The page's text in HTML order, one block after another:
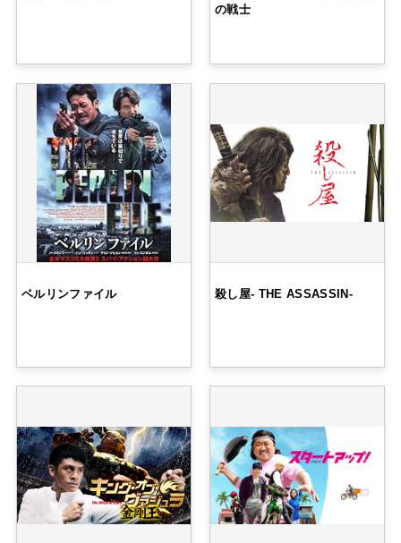
の戦士
ベルリンファイル 殺し屋- THE ASSASSIN-